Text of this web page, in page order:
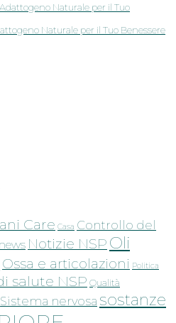
Naturale per il Tuo Benessere
Care Casa Controllo del
news Notizie NSP Oli
Ossa e articolazioni Politica
salute NSP Qualità
Sistema nervosa sostanze